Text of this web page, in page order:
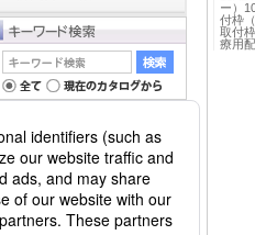
ー）
付枠
取付
療用
マイバインダーは空です。